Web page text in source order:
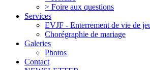
> Foire aux questions
Services
EVJF - Enterrement de vie de
Chorégraphie de mariage
Galeries
Photos
Contact